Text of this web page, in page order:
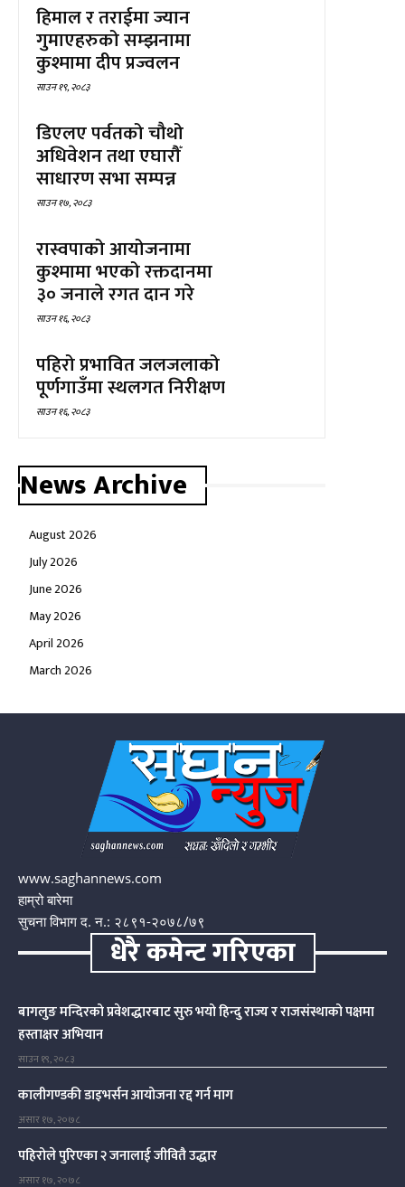
हिमाल र तराईमा ज्यान
गुमाएहरुको सम्झनामा
कुश्मामा दीप प्रज्वलन
साउन १९, २०८३
डिएलए पर्वतको चौथो
अधिवेशन तथा एघारौँ
साधारण सभा सम्पन्न
साउन १७, २०८३
रास्वपाको आयोजनामा
कुश्मामा भएको रक्तदानमा
३० जनाले रगत दान गरे
साउन १६, २०८३
पहिरो प्रभावित जलजलाको
पूर्णगाउँमा स्थलगत निरीक्षण
साउन १६, २०८३
News Archive
August 2026
July 2026
June 2026
May 2026
April 2026
March 2026
www.saghannews.com
हाम्रो बारेमा
सुचना विभाग द. न.: २८९१-२०७८/७९
धेरै कमेन्ट गरिएका
बागलुङ मन्दिरको प्रवेशद्धारबाट सुरु भयो हिन्दु राज्य र राजसंस्थाको पक्षमा
हस्ताक्षर अभियान
साउन १९, २०८३
कालीगण्डकी डाइभर्सन आयोजना रद्द गर्न माग
असार १७, २०७८
पहिरोले पुरिएका २ जनालाई जीवितै उद्धार
असार १७, २०७८